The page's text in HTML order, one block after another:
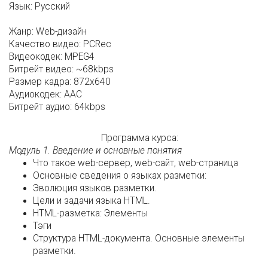
Язык: Русский
Жанр: Web-дизайн
Качество видео: PCRec
Видеокодек: MPEG4
Битрейт видео: ~68kbps
Размер кадра: 872x640
Аудиокодек: AAC
Битрейт аудио: 64kbps
Программа курса:
Модуль 1. Введение и основные понятия
Что такое web-сервер, web-сайт, web-страница
Основные сведения о языках разметки:
Эволюция языков разметки.
Цели и задачи языка HTML.
HTML-разметка: Элементы
Тэги
Структура HTML-документа. Основные элементы
разметки.